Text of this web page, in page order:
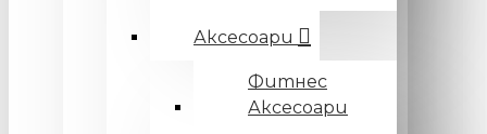
Аксесоари
Фитнес
Аксесоари